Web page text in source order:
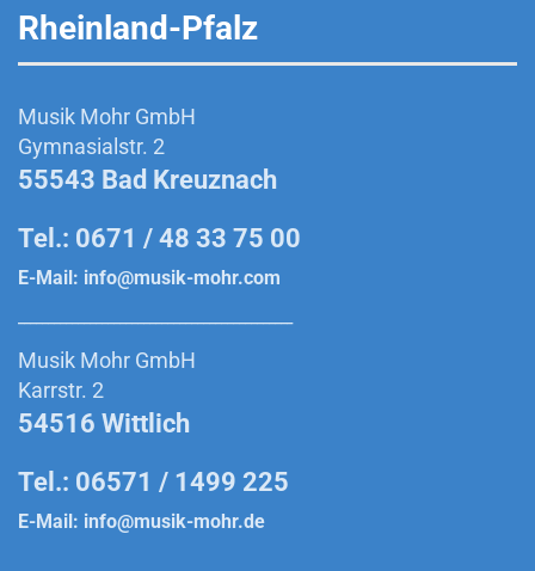
Rheinland-Pfalz
Musik Mohr GmbH
Gymnasialstr. 2
55543 Bad Kreuznach
Tel.: 0671 / 48 33 75 00
E-Mail: info@musik-mohr.com
Musik Mohr GmbH
Karrstr. 2
54516 Wittlich
Tel.: 06571 / 1499 225
E-Mail: info@musik-mohr.de